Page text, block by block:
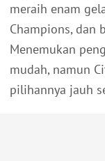
meraih enam
Champions, dan
Menemukan
mudah, namun
pilihannya jauh